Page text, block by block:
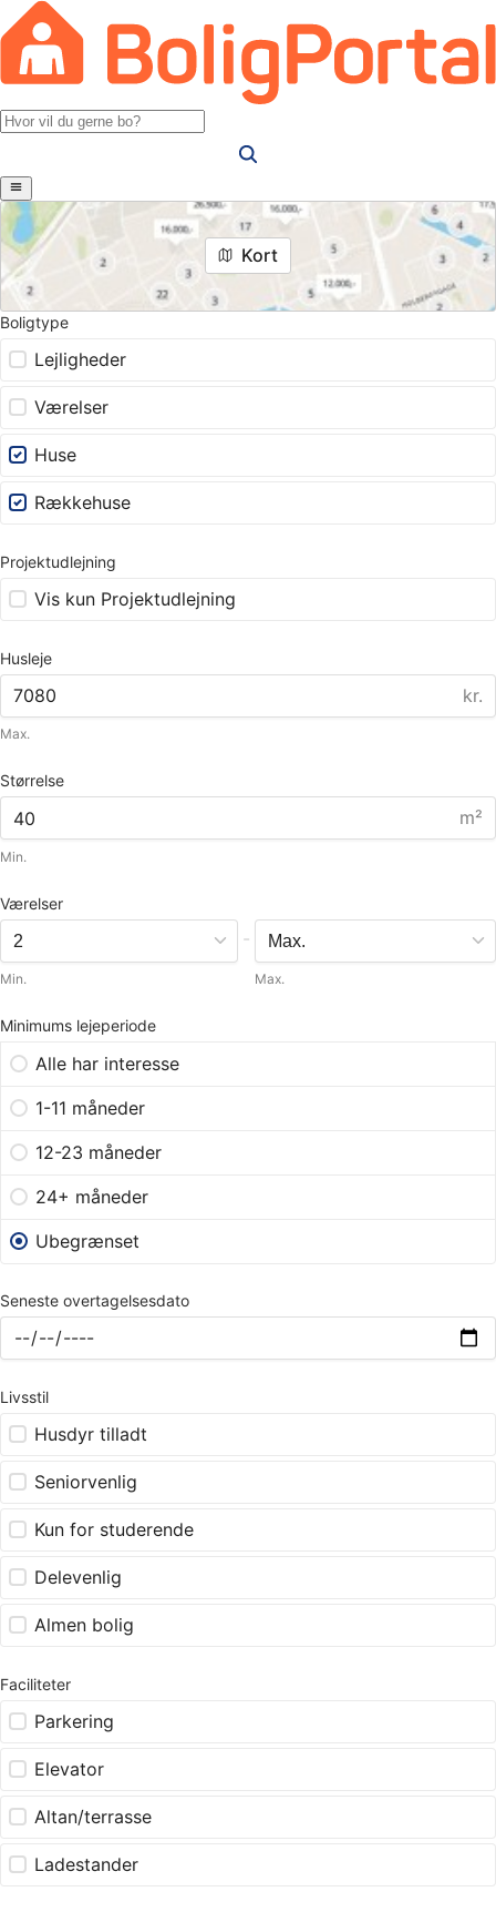
Kort
Boligtype
Lejligheder
Værelser
Huse
Rækkehuse
Projektudlejning
Vis kun Projektudlejning
Husleje
kr.
Max.
Størrelse
m²
Min.
Værelser
Min.
-
Max.
Minimums lejeperiode
Alle har interesse
1-11 måneder
12-23 måneder
24+ måneder
Ubegrænset
Seneste overtagelsesdato
Livsstil
Husdyr tilladt
Seniorvenlig
Kun for studerende
Delevenlig
Almen bolig
Faciliteter
Parkering
Elevator
Altan/terrasse
Ladestander